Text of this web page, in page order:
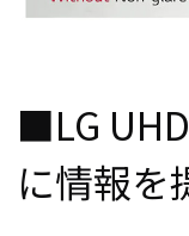
■LG
に情報を